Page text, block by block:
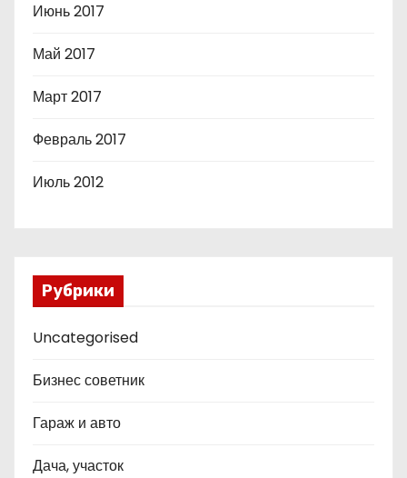
Июнь 2017
Май 2017
Март 2017
Февраль 2017
Июль 2012
Рубрики
Uncategorised
Бизнес советник
Гараж и авто
Дача, участок